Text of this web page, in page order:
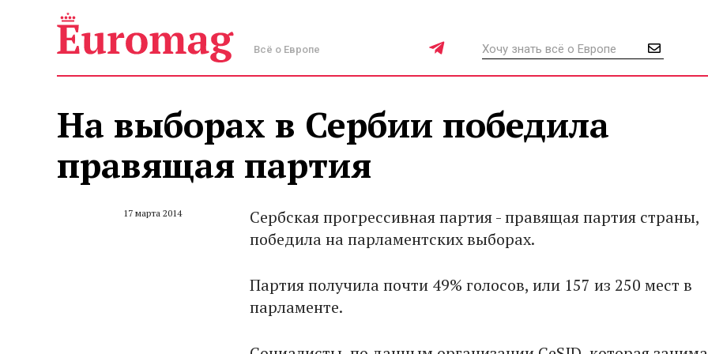
Всё о Европе
На выборах в Сербии победила
правящая партия
17 марта 2014
Сербская прогрессивная партия - правящая партия страны,
победила на парламентских выборах.
Партия получила почти 49% голосов, или 157 из 250 мест в
парламенте.